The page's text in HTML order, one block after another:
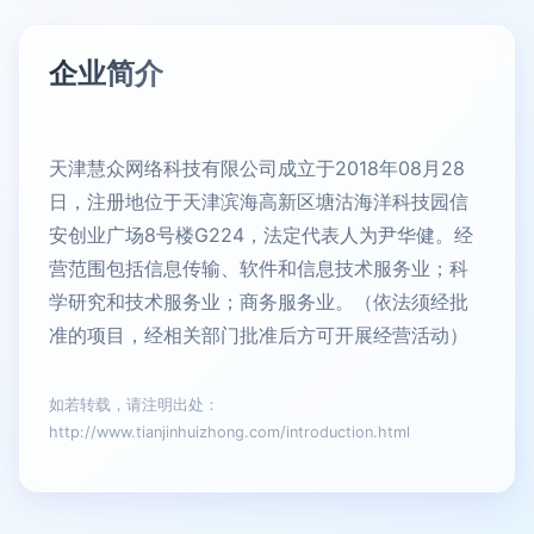
企业简介
天津慧众网络科技有限公司成立于2018年08月28
日，注册地位于天津滨海高新区塘沽海洋科技园信
安创业广场8号楼G224，法定代表人为尹华健。经
营范围包括信息传输、软件和信息技术服务业；科
学研究和技术服务业；商务服务业。（依法须经批
准的项目，经相关部门批准后方可开展经营活动）
如若转载，请注明出处：
http://www.tianjinhuizhong.com/introduction.html